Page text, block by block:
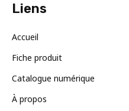
Liens
Accueil
Fiche produit
Catalogue numérique
À propos